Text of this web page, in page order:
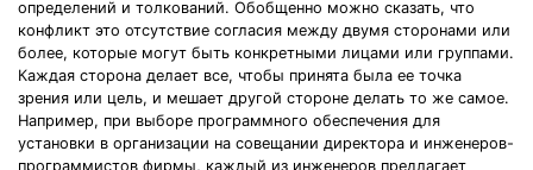
определений и толкований. Обобщенно можно сказать, что
конфликт это отсутствие согласия между двумя сторонами или
более, которые могут быть конкретными лицами или группами.
Каждая сторона делает все, чтобы принята была ее точка
зрения или цель, и мешает другой стороне делать то же самое.
Например, при выборе программного обеспечения для
установки в организации на совещании директора и инженеров-
программистов фирмы, каждый из инженеров предлагает